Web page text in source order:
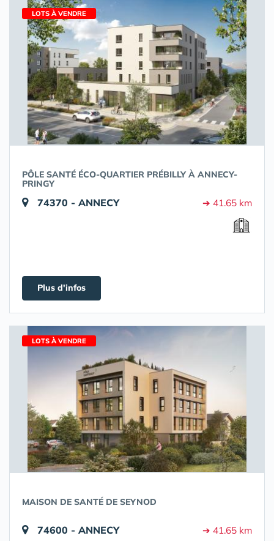
LOTS À VENDRE
PÔLE SANTÉ ÉCO-QUARTIER PRÉBILLY À ANNECY-
PRINGY
74370 - ANNECY ➔ 41.65 km
Plus d'infos
LOTS À VENDRE
MAISON DE SANTÉ DE SEYNOD
74600 - ANNECY ➔ 41.65 km